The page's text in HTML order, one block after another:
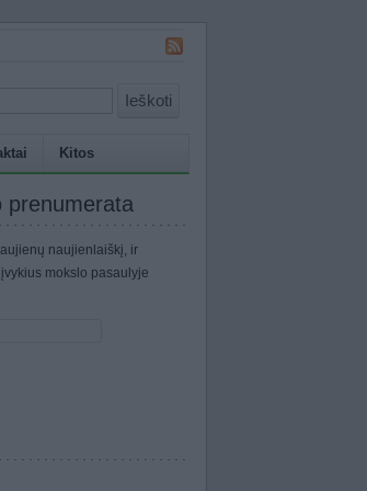
Ieškoti
Kitos
prenumerata
naujienlaiškį, ir
mokslo pasaulyje